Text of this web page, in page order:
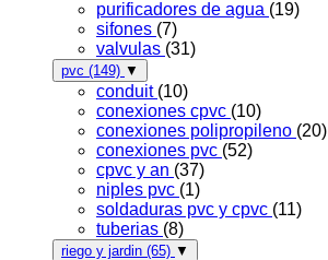
purificadores de agua (19)
sifones (7)
valvulas (31)
pvc (149) ▼
conduit (10)
conexiones cpvc (10)
conexiones polipropileno (20)
conexiones pvc (52)
cpvc y an (37)
niples pvc (1)
soldaduras pvc y cpvc (11)
tuberias (8)
riego y jardin (65) ▼